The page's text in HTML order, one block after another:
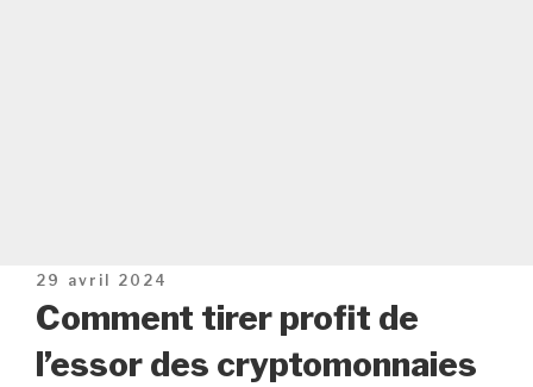
Publié
le
29 avril 2024
Comment tirer profit de
l’essor des cryptomonnaies